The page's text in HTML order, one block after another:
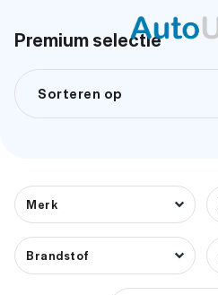
Premium selectie
Sorteren op
Merk
Brandstof